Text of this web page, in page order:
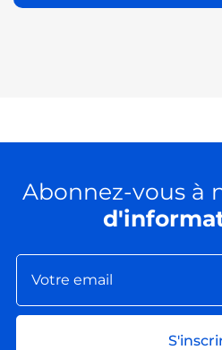
Abonnez-vous à